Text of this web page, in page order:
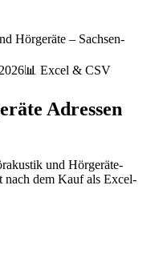
Hörgeräte – Sachsen-
📊 Excel & CSV
Adressen
und Hörgeräte-
nach dem Kauf als Excel-